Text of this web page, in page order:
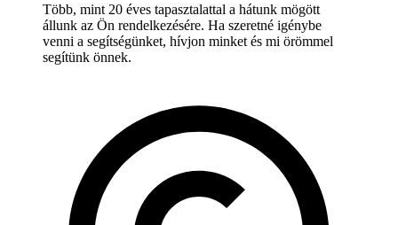
Több, mint 20 éves tapasztalattal a hátunk mögött
állunk az Ön rendelkezésére. Ha szeretné igénybe
venni a segítségünket, hívjon minket és mi örömmel
segítünk önnek.